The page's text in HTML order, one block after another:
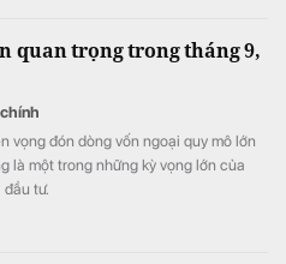
quan trọng trong tháng 9,
vọng đón dòng vốn ngoại quy mô lớn
là một trong những kỳ vọng lớn của
đầu tư.